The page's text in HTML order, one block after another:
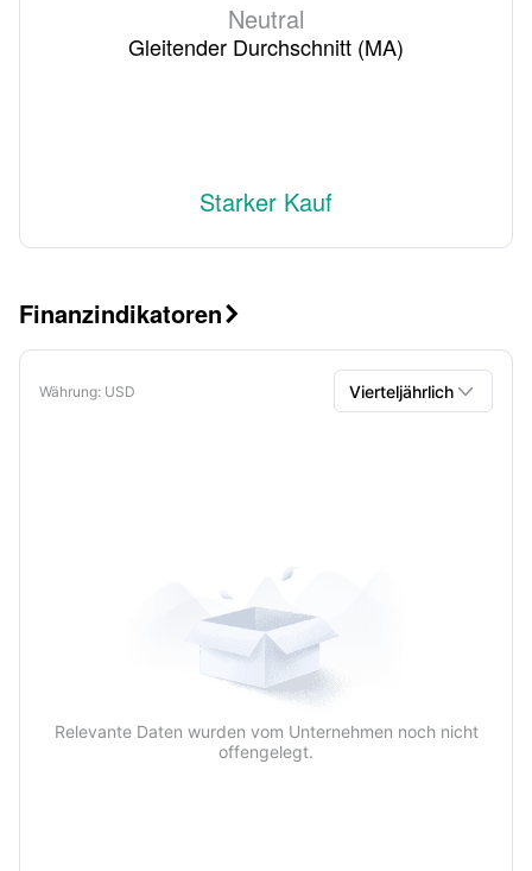
Neutral
Gleitender Durchschnitt (MA)
Starker Kauf
Finanzindikatoren 
Währung: USD Vierteljährlich 
Relevante Daten wurden vom Unternehmen noch nicht
offengelegt.